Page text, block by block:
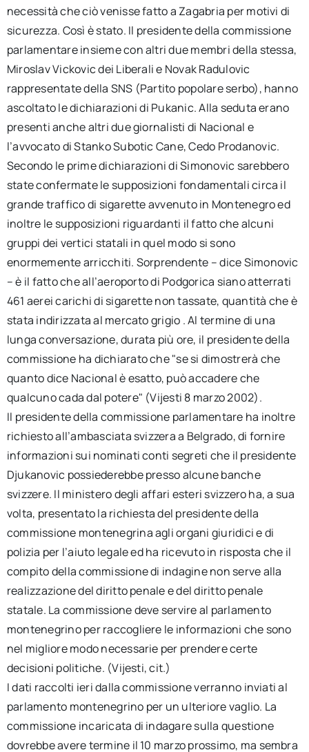
necessità che ciò venisse fatto a Zagabria per motivi di
sicurezza. Così è stato. Il presidente della commissione
parlamentare insieme con altri due membri della stessa,
Miroslav Vickovic dei Liberali e Novak Radulovic
rappresentate della SNS (Partito popolare serbo), hanno
ascoltato le dichiarazioni di Pukanic. Alla seduta erano
presenti anche altri due giornalisti di Nacional e
l’avvocato di Stanko Subotic Cane, Cedo Prodanovic.
Secondo le prime dichiarazioni di Simonovic sarebbero
state confermate le supposizioni fondamentali circa il
grande traffico di sigarette avvenuto in Montenegro ed
inoltre le supposizioni riguardanti il fatto che alcuni
gruppi dei vertici statali in quel modo si sono
enormemente arricchiti. Sorprendente – dice Simonovic
– è il fatto che all’aeroporto di Podgorica siano atterrati
461 aerei carichi di sigarette non tassate, quantità che è
stata indirizzata al mercato grigio . Al termine di una
lunga conversazione, durata più ore, il presidente della
commissione ha dichiarato che "se si dimostrerà che
quanto dice Nacional è esatto, può accadere che
qualcuno cada dal potere" (Vijesti 8 marzo 2002).
Il presidente della commissione parlamentare ha inoltre
richiesto all’ambasciata svizzera a Belgrado, di fornire
informazioni sui nominati conti segreti che il presidente
Djukanovic possiederebbe presso alcune banche
svizzere. Il ministero degli affari esteri svizzero ha, a sua
volta, presentato la richiesta del presidente della
commissione montenegrina agli organi giuridici e di
polizia per l’aiuto legale ed ha ricevuto in risposta che il
compito della commissione di indagine non serve alla
realizzazione del diritto penale e del diritto penale
statale. La commissione deve servire al parlamento
montenegrino per raccogliere le informazioni che sono
nel migliore modo necessarie per prendere certe
decisioni politiche. (Vijesti, cit.)
I dati raccolti ieri dalla commissione verranno inviati al
parlamento montenegrino per un ulteriore vaglio. La
commissione incaricata di indagare sulla questione
dovrebbe avere termine il 10 marzo prossimo, ma sembra